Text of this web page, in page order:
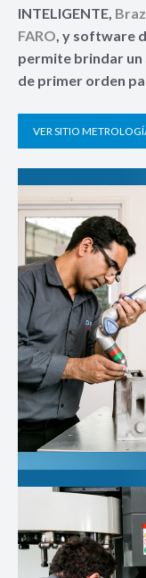
INTELIGENTE,
FARO, y software
permite brindar
de primer orden
VER SITIO